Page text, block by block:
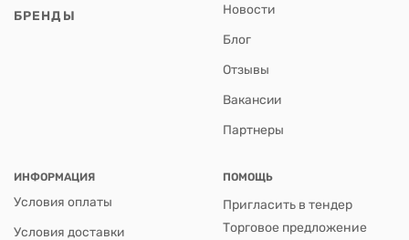
БРЕНДЫ Новости
Блог
Отзывы
Вакансии
Партнеры
ИНФОРМАЦИЯ
Условия оплаты
Условия доставки
ПОМОЩЬ
Пригласить в тендер
Торговое предложение